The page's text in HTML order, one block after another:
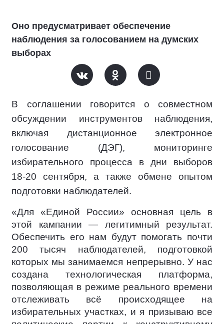
Оно предусматривает обеспечение
наблюдения за голосованием на думских
выборах
В соглашении говорится о совместном
обсуждении инструментов наблюдения,
включая дистанционное электронное
голосование (ДЭГ), мониторинге
избирательного процесса в дни выборов
18-20 сентября, а также обмене опытом
подготовки наблюдателей.
«Для «Единой России» основная цель в
этой кампании — легитимный результат.
Обеспечить его нам будут помогать почти
200 тысяч наблюдателей, подготовкой
которых мы занимаемся непрерывно. У нас
создана технологическая платформа,
позволяющая в режиме реального времени
отслеживать всё происходящее на
избирательных участках, и я призываю все